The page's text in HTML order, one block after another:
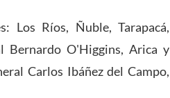
Los Ríos, Ñuble, Tarapacá,
Bernardo O'Higgins, Arica y
Carlos Ibáñez del Campo,